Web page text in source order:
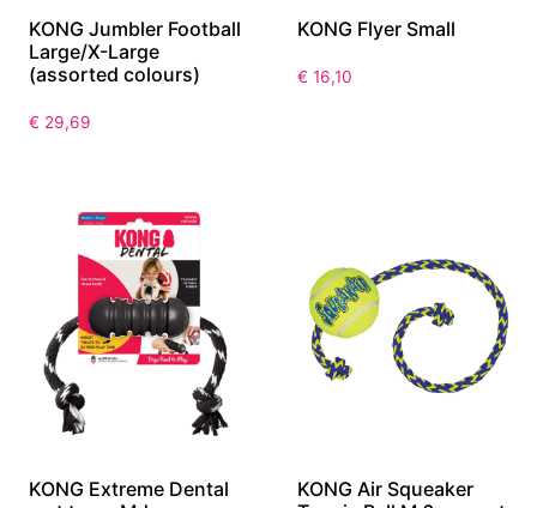
KONG Jumbler Football
Large/X-Large
(assorted colours)
€ 29,69
KONG Flyer Small
€ 16,10
KONG Extreme Dental
KONG Air Squeaker